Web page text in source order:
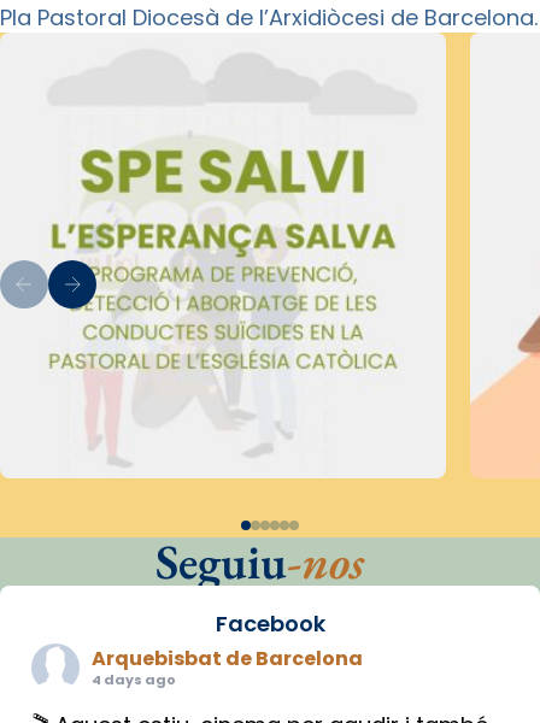
Pla Pastoral Diocesà de l’Arxidiòcesi de Barcelona.
Seguiu-nos
Facebook
Arquebisbat de Barcelona
4 days ago